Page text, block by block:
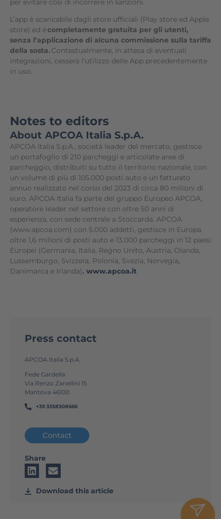
per evitare così di incorrere in sanzioni.
L’app è scaricabile dagli store ufficiali (Play store ed Apple
store) ed ècompletamente gratuita per gli utenti,
senza l’applicazione di alcuna commissione sulla tariffa
della sosta. Contestualmente, in attesa di eventuali
integrazioni, cesserà l’utilizzo delle App precedentemente
in uso.
Notes to editors
About APCOA Italia S.p.A.
APCOA Italia S.p.A., società leader del mercato, gestisce
un portafoglio di 210 parcheggi e articolate aree di
parcheggio, distribuiti su tutto il territorio nazionale, con
un volume di più di 105.000 posti auto e un fatturato
annuo realizzato nel corso del 2023 di circa 80 milioni di
euro. APCOA Italia fa parte del gruppo Europeo APCOA,
operatore leader nel settore con oltre 50 anni di
esperienza, con sede centrale a Stoccarda. APCOA
(www.apcoa.com) con 5.000 addetti, gestisce in Europa
oltre 1,6 milioni di posti auto e 13.000 parcheggi in 12 paesi
Europei (Germania, Italia, Regno Unito, Austria, Olanda,
Lussemburgo, Svizzera, Polonia, Svezia, Norvegia,
Danimarca e Irlanda). www.apcoa.it
Press contact
APCOA Italia S.p.A.
Fede Gardella
Via Renzo Zanellini 15
Mantova 46100
+39 3358308666
Contact
Share
Download this article